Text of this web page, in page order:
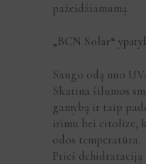
pažeidžiamumą.
„BCN Solar“
Saugo odą nuo
Skatina šilumos
gamybą ir taip
irimu bei citolize,
odos temperatūra.
Prieš